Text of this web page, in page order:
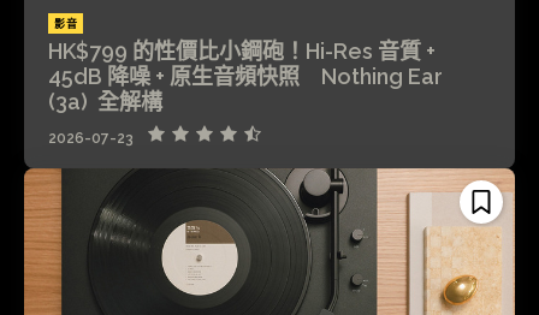
影音
HK$799 的性價比小鋼砲！Hi-Res 音質 +
45dB 降噪 + 原生音頻快照 Nothing Ear
(3a) 全解構
2026-07-23